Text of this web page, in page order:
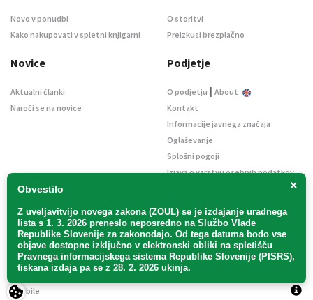
×
Obvestilo
Z uveljavitvijo novega zakona (ZOUL) se je izdajanje uradnega
lista s 1. 3. 2026 preneslo neposredno na Službo Vlade
Republike Slovenije za zakonodajo. Od tega datuma bodo vse
objave dostopne izključno v elektronski obliki na spletišču
Pravnega informacijskega sistema Republike Slovenije (PISRS),
tiskana izdaja pa se z 28. 2. 2026 ukinja.
Novo v ponudbi
Kako nakupovati v spletni knjigarni
O storitvi
Preizkusi brezplačno
Novice
Aktualni članki
Naroči se na novice
Podjetje
O podjetju | About
Kontakt
Informacije javnega značaja
Oglaševanje
Splošni pogoji
Izjava o varstvu osebnih podatkov
Uradni list d. o. o. – v likvidaciji / Vse pravice pridržane.
2Mobile